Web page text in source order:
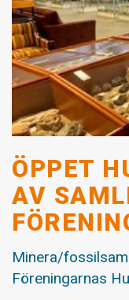
ÖPPET
AV
Minera/
Föreningarnas